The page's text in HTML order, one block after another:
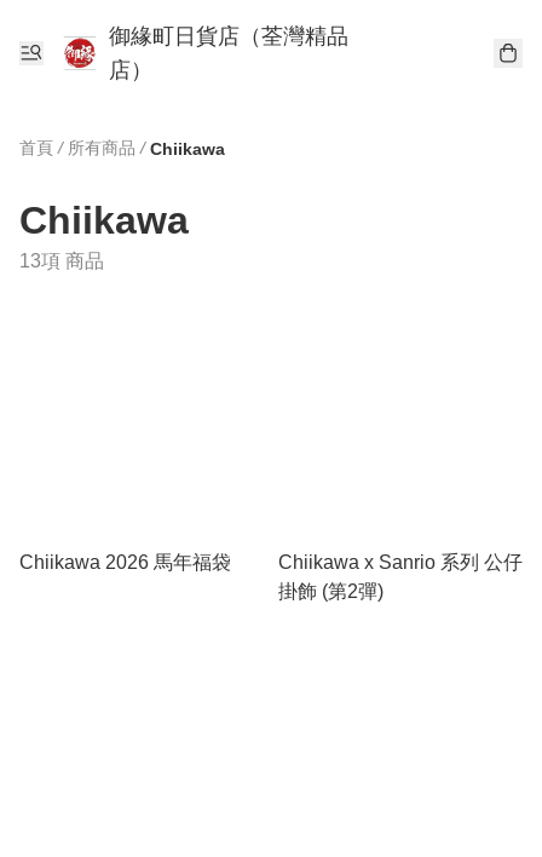
御緣町日貨店（荃灣精品
店）
首頁 / 所有商品 / Chiikawa
Chiikawa
13項 商品
Chiikawa 2026 馬年福袋
Chiikawa x Sanrio 系列 公仔
掛飾 (第2彈)